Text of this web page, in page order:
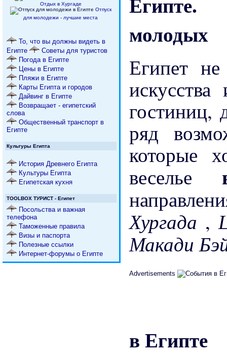
Отдых в Хургаде
Отпуск
для молодежи - лучшие места
То, что вы должны видеть в
Египте
Советы для туристов
Погода в Египте
Цены в Египте
Пляжи в Египте
Карты Египта и городов
Дайвинг в Египте
Возвращает - египетский
слова
Общественный транспорт в
Египте
Культуры Египта
История Древнего Египта
Культуры Египта
Египетская кухня
TOOLBOX ТУРИСТ - Египет
Посольства и важная
телефона
Таможенные правила
Визы и паспорта
Полезные ссылки
Интернет-форумы о Египте
молодых
Египет
гостиниц,
ряд
которые
веселье
Хургада ,
Макади
Advertisements
в Египте